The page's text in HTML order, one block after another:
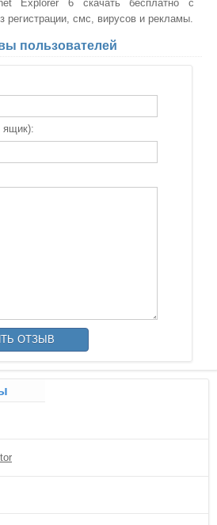
Explorer 6 скачать бесплатно с
регистрации, смс, вирусов и рекламы.
пользователей
ящик):